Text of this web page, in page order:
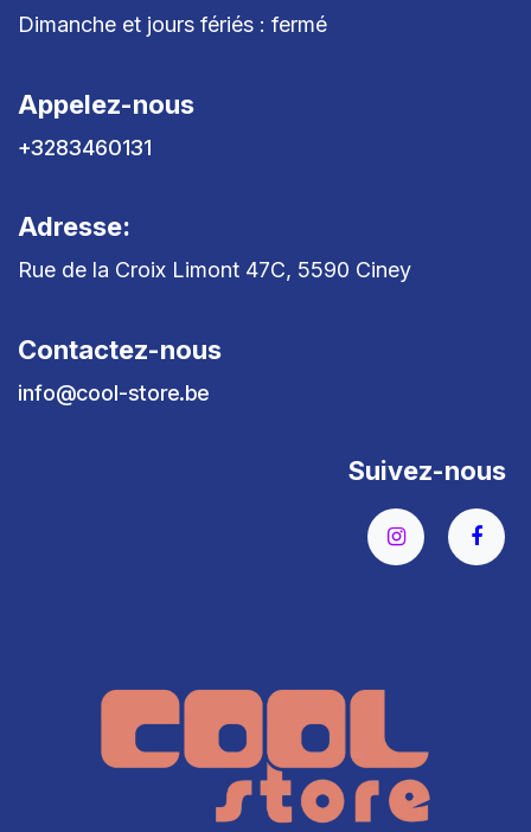
Dimanche et jours fériés : fermé
Appelez-nous
+3283460131
Adresse:
Rue de la Croix Limont 47C, 5590 Ciney
Contactez-nous
info@cool-store.be
Suivez-nous